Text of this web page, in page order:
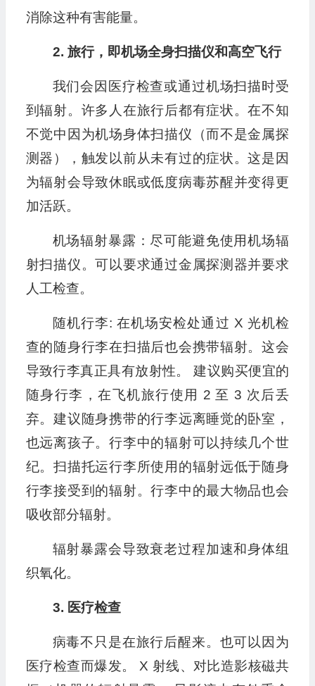
消除这种有害能量。
2. 旅行，即机场全身扫描仪和高空飞行
我们会因医疗检查或通过机场扫描时受
到辐射。许多人在旅行后都有症状。在不知
不觉中因为机场身体扫描仪（而不是金属探
测器），触发以前从未有过的症状。这是因
为辐射会导致休眠或低度病毒苏醒并变得更
加活跃。
机场辐射暴露：尽可能避免使用机场辐
射扫描仪。可以要求通过金属探测器并要求
人工检查。
随机行李: 在机场安检处通过 X 光机检
查的随身行李在扫描后也会携带辐射。这会
导致行李真正具有放射性。 建议购买便宜的
随身行李，在飞机旅行使用 2 至 3 次后丢
弃。建议随身携带的行李远离睡觉的卧室，
也远离孩子。行李中的辐射可以持续几个世
纪。扫描托运行李所使用的辐射远低于随身
行李接受到的辐射。行李中的最大物品也会
吸收部分辐射。
辐射暴露会导致衰老过程加速和身体组
织氧化。
3. 医疗检查
病毒不只是在旅行后醒来。也可以因为
医疗检查而爆发。 X 射线、对比造影核磁共